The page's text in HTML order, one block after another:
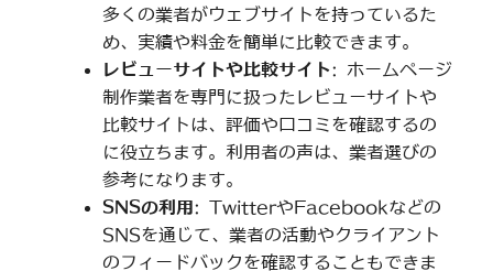
多くの業者がウェブサイトを持っているた
め、実績や料金を簡単に比較できます。
レビューサイトや比較サイト: ホームページ
制作業者を専門に扱ったレビューサイトや
比較サイトは、評価や口コミを確認するの
に役立ちます。利用者の声は、業者選びの
参考になります。
SNSの利用 : TwitterやFacebookなどの
SNSを通じて、業者の活動やクライアント
のフィードバックを確認することもできま